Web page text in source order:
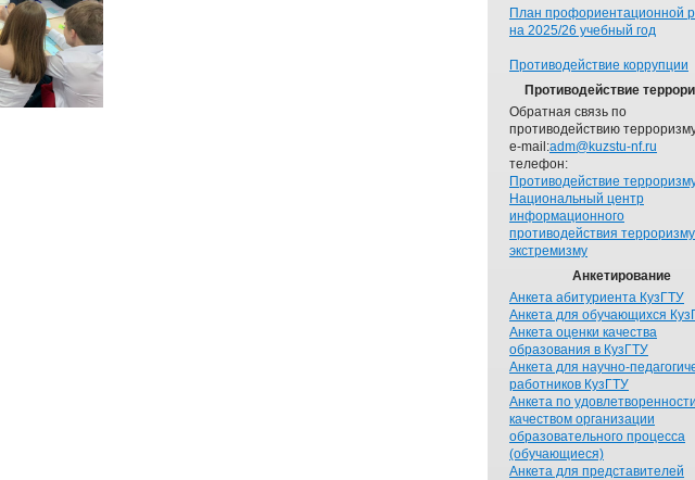
План профориентационной
на 2025/26 учебный год
Противодействие коррупции
Противодействие
Обратная связь по
противодействию
e-mail:adm@kuzstu-nf.ru
телефон:
Противодействие
Национальный центр
информационного
противодействия
экстремизму
Анкетирование
Анкета абитуриента КузГТУ
Анкета для обучающихся
Анкета оценки качества
образования в КузГТУ
Анкета для научно-
работников КузГТУ
Анкета по
качеством организации
образовательного процесса
(обучающиеся)
Анкета для представителей